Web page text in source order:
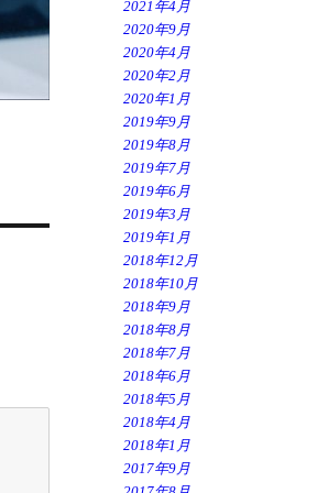
2021年4月
2020年9月
2020年4月
2020年2月
2020年1月
2019年9月
2019年8月
2019年7月
2019年6月
2019年3月
2019年1月
2018年12月
2018年10月
2018年9月
2018年8月
2018年7月
2018年6月
2018年5月
2018年4月
2018年1月
2017年9月